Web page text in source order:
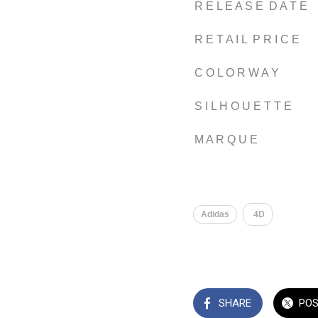
R E L E A S E D A T E
R E T A I L P R I C E
C O L O R W A Y
S I L H O U E T T E
M A R Q U E
Adidas 4D
SHARE